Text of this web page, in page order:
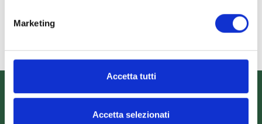
Marketing
Accetta tutti
Accetta selezionati
- di cui acidi grassi saturi
95.00g
Informazioni